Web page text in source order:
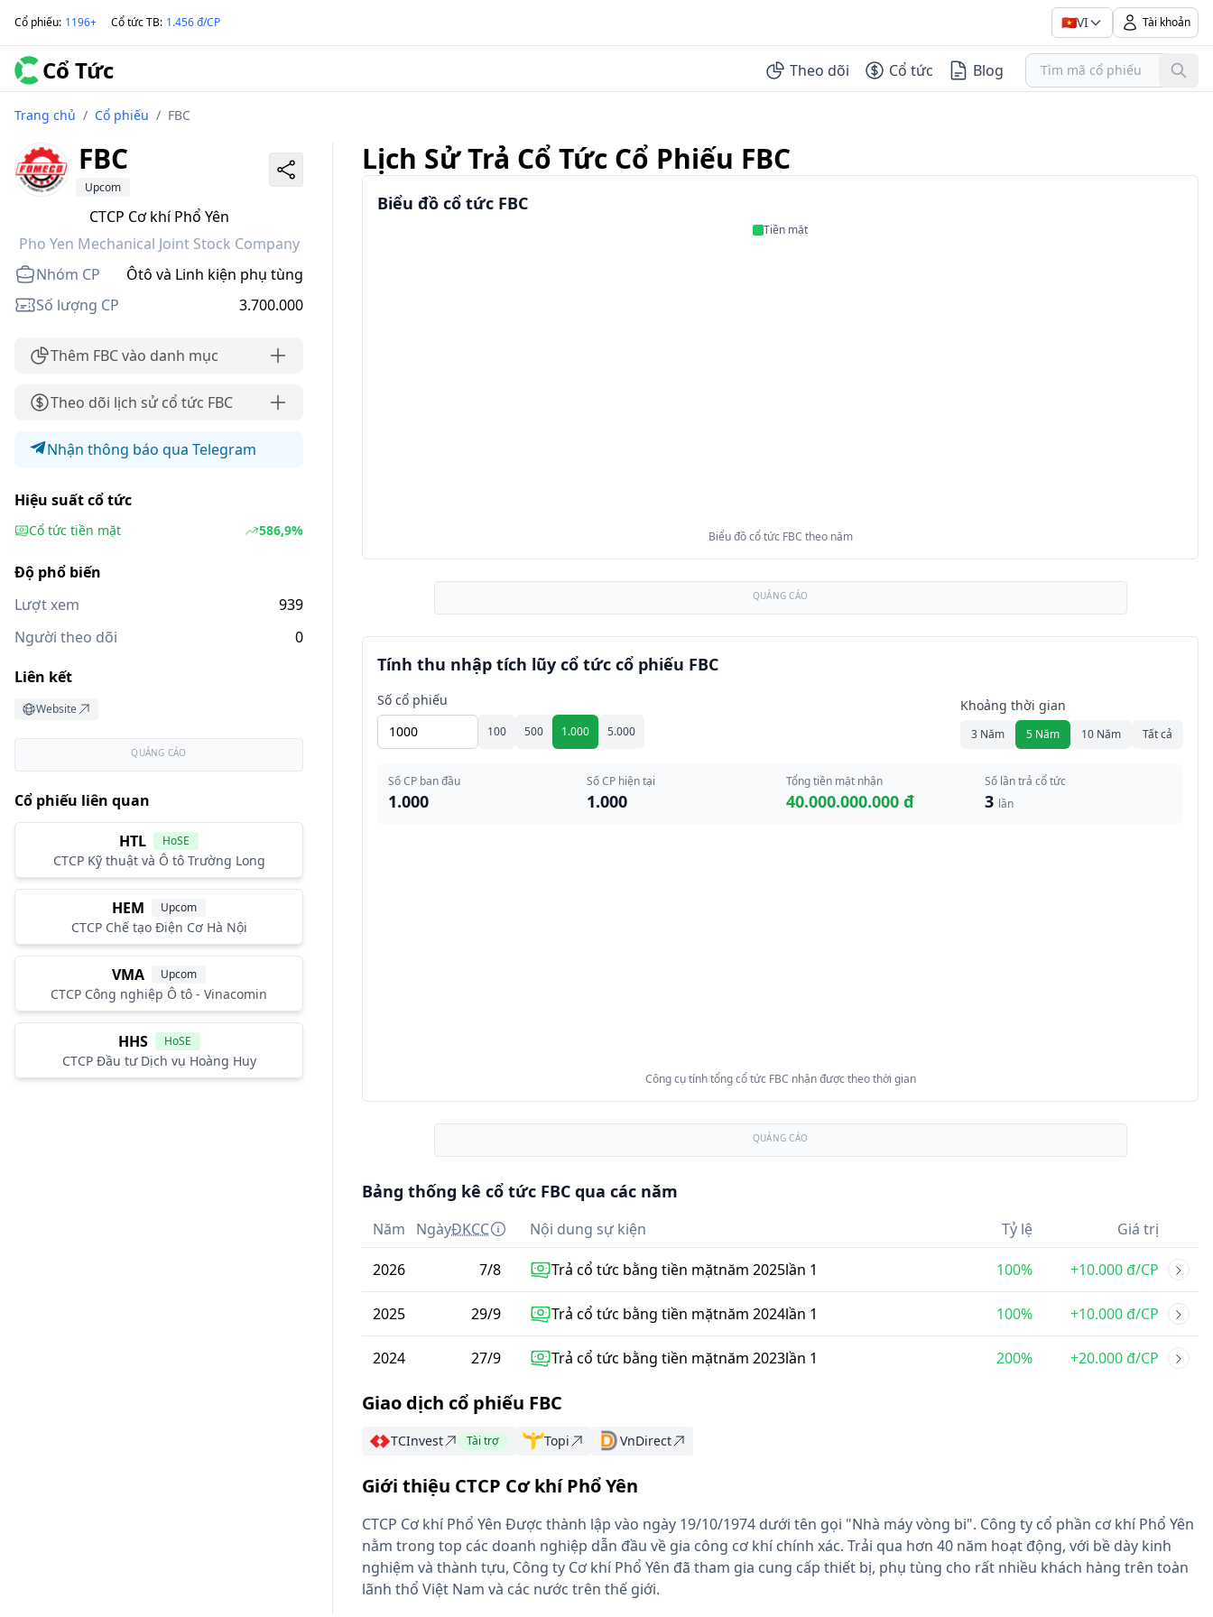
Cổ phiếu: 1196+ Cổ tức TB: 1.456 đ/CP 🇻🇳VI Tài khoản
Cổ Tức Theo dõi Cổ tức Blog
Trang chủ / Cổ phiếu / FBC
FBC
Upcom
CTCP Cơ khí Phổ Yên
Pho Yen Mechanical Joint Stock Company
Nhóm CP
Ôtô và Linh kiện phụ tùng
Số lượng CP
3.700.000
Thêm FBC vào danh mục
Theo dõi lịch sử cổ tức FBC
Nhận thông báo qua Telegram
Hiệu suất cổ tức
Cổ tức tiền mặt 586,9%
Độ phổ biến
Lượt xem
939
Người theo dõi
0
Liên kết
Website
QUẢNG CÁO
Cổ phiếu liên quan
HTL HoSE
CTCP Kỹ thuật và Ô tô Trường Long
HEM Upcom
CTCP Chế tạo Điện Cơ Hà Nội
VMA Upcom
CTCP Công nghiệp Ô tô - Vinacomin
HHS HoSE
CTCP Đầu tư Dịch vụ Hoàng Huy
Lịch Sử Trả Cổ Tức Cổ Phiếu FBC
Biểu đồ cổ tức FBC
Tiền mặt
Biểu đồ cổ tức FBC theo năm
QUẢNG CÁO
Tính thu nhập tích lũy cổ tức cổ phiếu FBC
Số cổ phiếu
100 500 1.000 5.000
Khoảng thời gian
3 Năm 5 Năm 10 Năm Tất cả
Số CP ban đầu
1.000
Số CP hiện tại
1.000
Tổng tiền mặt nhận
40.000.000.000 đ
Số lần trả cổ tức
3 lần
Công cụ tính tổng cổ tức FBC nhận được theo thời gian
QUẢNG CÁO
Bảng thống kê cổ tức FBC qua các năm
Năm NgàyĐKCC Nội dung sự kiện Tỷ lệ Giá trị
2026 7/8 Trả cổ tức bằng tiền mặtnăm 2025lần 1 100% +10.000 đ/CP
2025 29/9 Trả cổ tức bằng tiền mặtnăm 2024lần 1 100% +10.000 đ/CP
2024 27/9 Trả cổ tức bằng tiền mặtnăm 2023lần 1 200% +20.000 đ/CP
Giao dịch cổ phiếu FBC
TCInvest Tài trợ Topi VnDirect
Giới thiệu CTCP Cơ khí Phổ Yên
CTCP Cơ khí Phổ Yên Được thành lập vào ngày 19/10/1974 dưới tên gọi "Nhà máy vòng bi". Công ty cổ phần cơ khí Phổ Yên
nằm trong top các doanh nghiệp dẫn đầu về gia công cơ khí chính xác. Trải qua hơn 40 năm hoạt động, với bề dày kinh
nghiệm và thành tựu, Công ty Cơ khí Phổ Yên đã tham gia cung cấp thiết bị, phụ tùng cho rất nhiều khách hàng trên toàn
lãnh thổ Việt Nam và các nước trên thế giới.